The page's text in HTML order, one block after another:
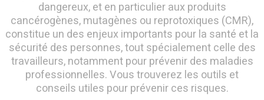
dangereux, et en particulier aux produits
cancérogènes, mutagènes ou reprotoxiques (CMR),
constitue un des enjeux importants pour la santé et la
sécurité des personnes, tout spécialement celle des
travailleurs, notamment pour prévenir des maladies
professionnelles. Vous trouverez les outils et
conseils utiles pour prévenir ces risques.